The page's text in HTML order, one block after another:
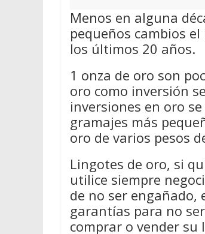
Menos en alguna
pequeños cambios
los últimos 20 años.
1 onza de oro son
oro como inversión se
inversiones en oro
gramajes más
oro de varios pesos
Lingotes de oro, si
utilice siempre
de no ser engañado,
garantías para no
comprar o vender su